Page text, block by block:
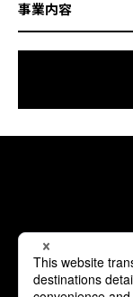
事業内容